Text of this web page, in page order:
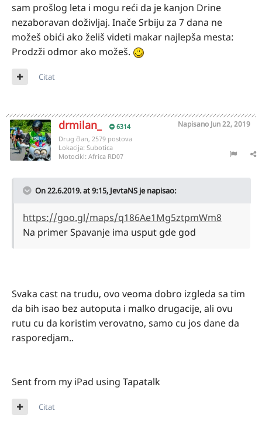
sam prošlog leta i mogu reći da je kanjon Drine
nezaboravan doživljaj. Inače Srbiju za 7 dana ne
možeš obići ako želiš videti makar najlepša mesta:
Prodzži odmor ako možeš.
Citat
drmilan_ 6314 Napisano Jun 22, 2019
Drug član, 2579 postova
Lokacija: Subotica
Motocikl: Africa RD07
On 22.6.2019. at 9:15, JevtaNS je napisao:
https://goo.gl/maps/q186Ae1Mg5ztpmWm8
Na primer Spavanje ima usput gde god
Svaka cast na trudu, ovo veoma dobro izgleda sa tim
da bih isao bez autoputa i malko drugacije, ali ovu
rutu cu da koristim verovatno, samo cu jos dane da
rasporedjam..
Sent from my iPad using Tapatalk
Citat